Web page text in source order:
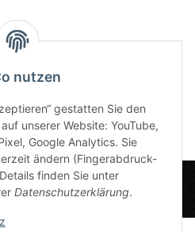
nutzen
gestatten Sie den
unserer Website: YouTube,
Google Analytics. Sie
ändern (Fingerabdruck-
finden Sie unter
Datenschutzerklärung.